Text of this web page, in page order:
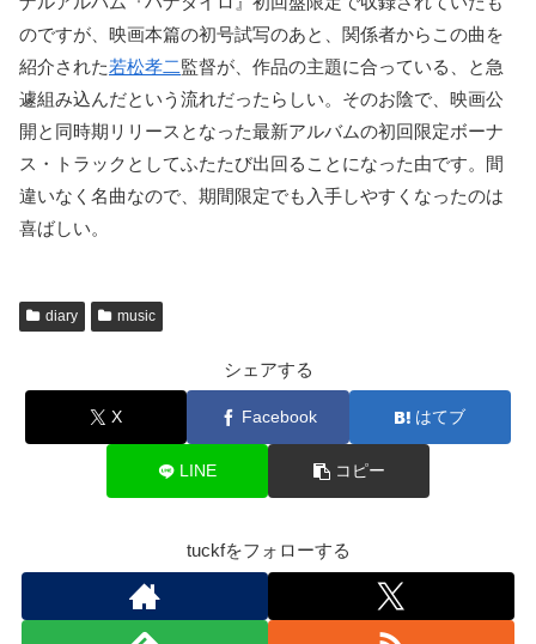
のですが、映画本篇の初号試写のあと、関係者からこの曲を
紹介された若松孝二監督が、作品の主題に合っている、と急
遽組み込んだという流れだったらしい。そのお陰で、映画公
開と同時期リリースとなった最新アルバムの初回限定ボーナ
ス・トラックとしてふたたび出回ることになった由です。間
違いなく名曲なので、期間限定でも入手しやすくなったのは
喜ばしい。
diary music
シェアする
X Facebook はてブ
LINE コピー
tuckfをフォローする